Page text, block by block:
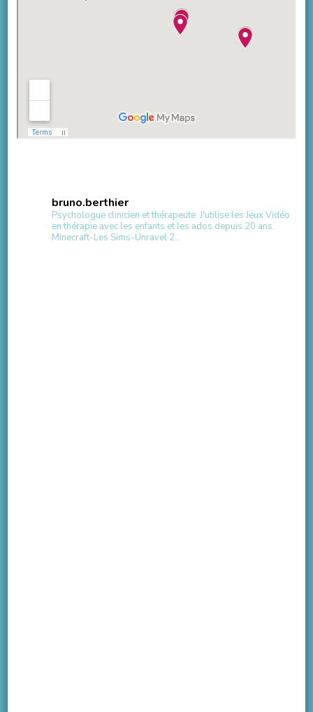
bruno.berthier
Psychologue clinicien et thérapeute.J'utilise les Jeux Vidéo
en thérapie avec les enfants et les ados depuis 20 ans.
Minecraft-Les Sims-Unravel 2...